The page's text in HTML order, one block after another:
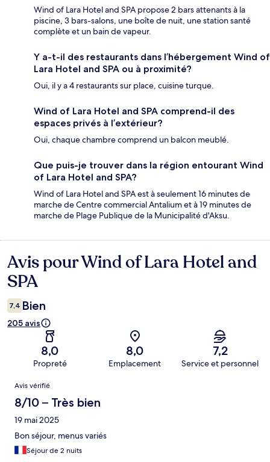
Wind of Lara Hotel and SPA propose 2 bars attenants à la
piscine, 3 bars-salons, une boîte de nuit, une station santé
complète et un bain de vapeur.
Y a-t-il des restaurants dans l’hébergement Wind of
Lara Hotel and SPA ou à proximité?
Oui, il y a 4 restaurants sur place, cuisine turque.
Wind of Lara Hotel and SPA comprend-il des
espaces privés à l’extérieur?
Oui, chaque chambre comprend un balcon meublé.
Que puis-je trouver dans la région entourant Wind
of Lara Hotel and SPA?
Wind of Lara Hotel and SPA est à seulement 16 minutes de
marche de Centre commercial Antalium et à 19 minutes de
marche de Plage Publique de la Municipalité d'Aksu.
Avis
Avis pour Wind of Lara Hotel and
SPA
7,4 Bien
205 avis
8,0
Propreté
8,0
Emplacement
7,2
Service et personnel
Avis
Avis vérifié
8/10 – Très bien
19 mai 2025
Bon séjour, menus variés
Séjour de 2 nuits